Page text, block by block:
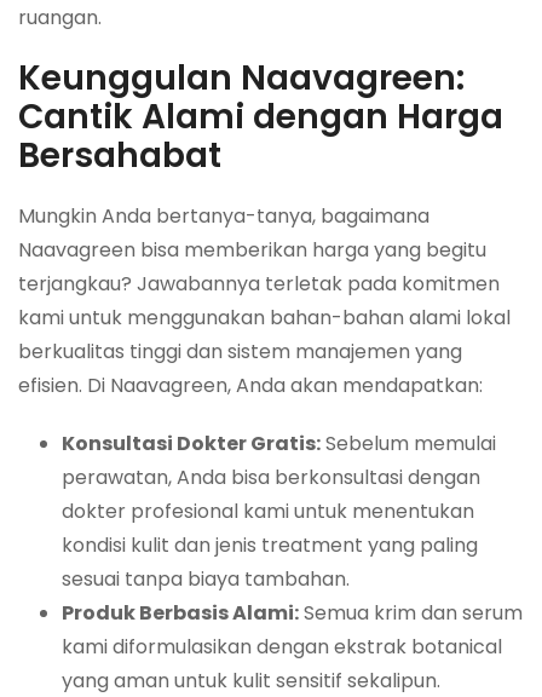
ruangan.
Keunggulan Naavagreen:
Cantik Alami dengan Harga
Bersahabat
Mungkin Anda bertanya-tanya, bagaimana
Naavagreen bisa memberikan harga yang begitu
terjangkau? Jawabannya terletak pada komitmen
kami untuk menggunakan bahan-bahan alami lokal
berkualitas tinggi dan sistem manajemen yang
efisien. Di Naavagreen, Anda akan mendapatkan:
Konsultasi Dokter Gratis:Sebelum memulai
perawatan, Anda bisa berkonsultasi dengan
dokter profesional kami untuk menentukan
kondisi kulit dan jenis treatment yang paling
sesuai tanpa biaya tambahan.
Produk Berbasis Alami:Semua krim dan serum
kami diformulasikan dengan ekstrak botanical
yang aman untuk kulit sensitif sekalipun.